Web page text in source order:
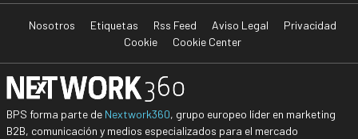
Nosotros Etiquetas Rss Feed Aviso Legal
Privacidad
Cookie
Cookie Center
BPS forma parte de Nextwork360, grupo europeo líder en marketing
B2B, comunicación y medios especializados para el mercado